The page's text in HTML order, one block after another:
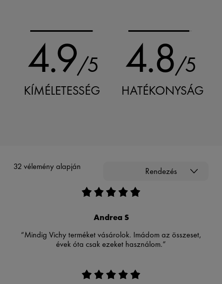
4.9/5
KÍMÉLETESSÉG
4.8/5
HATÉKONYSÁG
32 vélemény alapján Rendezés
Andrea S
“Mindig Vichy terméket vásárolok. Imádom az összeset,
évek óta csak ezeket használom.”